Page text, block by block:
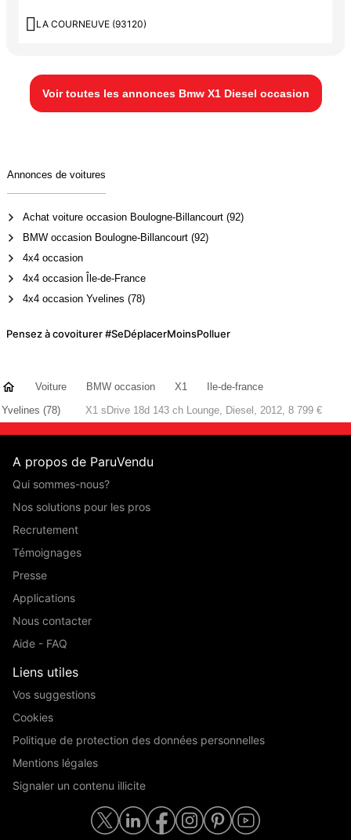
 LA COURNEUVE (93120)
Voir toutes les annonces Bmw X1 Diesel occasion
Annonces de voitures
Achat voiture occasion Boulogne-Billancourt (92)
BMW occasion Boulogne-Billancourt (92)
4x4 occasion
4x4 occasion Île-de-France
4x4 occasion Yvelines (78)
Pensez à covoiturer #SeDéplacerMoinsPolluer
Voiture BMW occasion X1
Ile-de-france
Yvelines (78)
X1 sDrive 18d 143 ch Lounge, Diesel, 2012, 8 799 €
A propos de ParuVendu
Qui sommes-nous?
Nos solutions pour les pros
Recrutement
Témoignages
Presse
Applications
Nous contacter
Aide - FAQ
Liens utiles
Vos suggestions
Cookies
Politique de protection des données personnelles
Mentions légales
Signaler un contenu illicite